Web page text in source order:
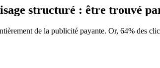
structuré : être trouvé
de la publicité payante. Or, 64% des